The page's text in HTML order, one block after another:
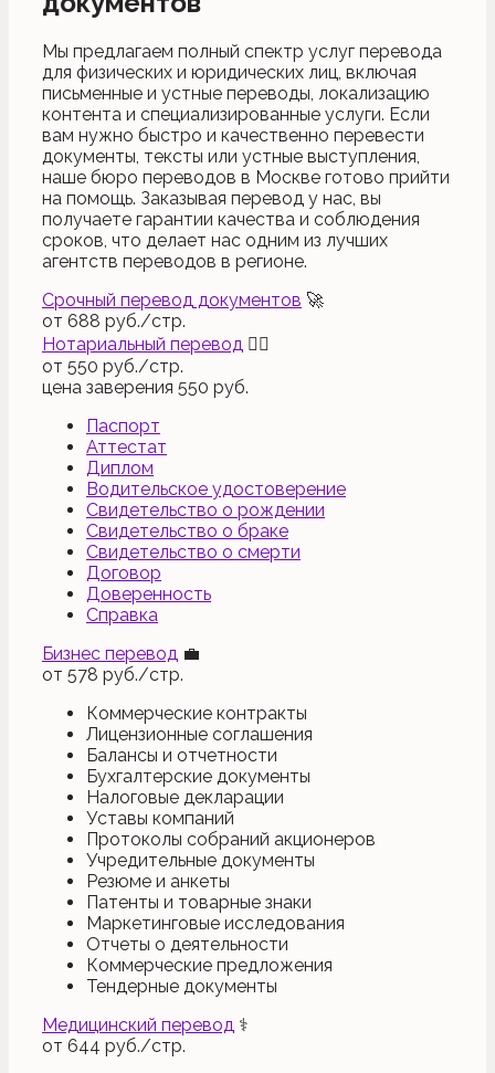
Мы предлагаем полный спектр услуг перевода
для физических и юридических лиц, включая
письменные и устные переводы, локализацию
контента и специализированные услуги. Если
вам нужно быстро и качественно перевести
документы, тексты или устные выступления,
наше бюро переводов в Москве готово прийти
на помощь. Заказывая перевод у нас, вы
получаете гарантии качества и соблюдения
сроков, что делает нас одним из лучших
агентств переводов в регионе.
Срочный перевод документов 🚀
от 688 руб./стр.
Нотариальный перевод 👨‍⚖
от 550 руб./стр.
цена заверения 550 руб.
Паспорт
Аттестат
Диплом
Водительское удостоверение
Свидетельство о рождении
Свидетельство о браке
Свидетельство о смерти
Договор
Доверенность
Справка
Бизнес перевод 💼
от 578 руб./стр.
Коммерческие контракты
Лицензионные соглашения
Балансы и отчетности
Бухгалтерские документы
Налоговые декларации
Уставы компаний
Протоколы собраний акционеров
Учредительные документы
Резюме и анкеты
Патенты и товарные знаки
Маркетинговые исследования
Отчеты о деятельности
Коммерческие предложения
Тендерные документы
Медицинский перевод ⚕
от 644 руб./стр.